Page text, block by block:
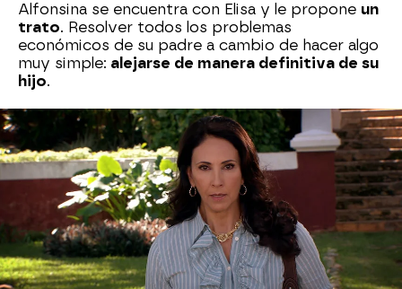
Alfonsina se encuentra con Elisa y le propone un
trato. Resolver todos los problemas
económicos de su padre a cambio de hacer algo
muy simple: alejarse de manera definitiva de su
hijo.
Elisa no tiene nada que pensar, lo único que tiene
que hacer su madre es decirle a Damián que no
busque a su antigua amiga.
Nova » Series » Abismo de pasión
» Mejores
momentos